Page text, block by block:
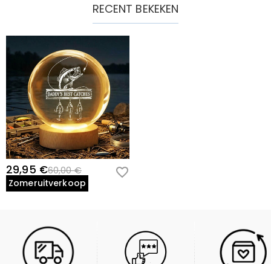
RECENT BEKEKEN
29,95 €60,00 €
Zomeruitverkoop